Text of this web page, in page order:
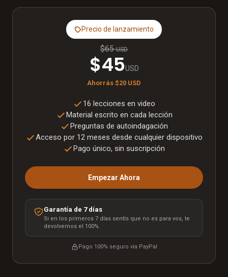
Precio de lanzamiento
$65 USD
$45USD
Ahorrás $20 USD
16 lecciones en video
Material escrito en cada lección
Preguntas de autoindagación
Acceso por 12 meses desde cualquier dispositivo
Pago único, sin suscripción
Empezar Ahora
Garantía de 7 días
Si en los primeros 7 días sentís que no es para vos, te
devolvemos el 100%.
Pago 100% seguro vía PayPal